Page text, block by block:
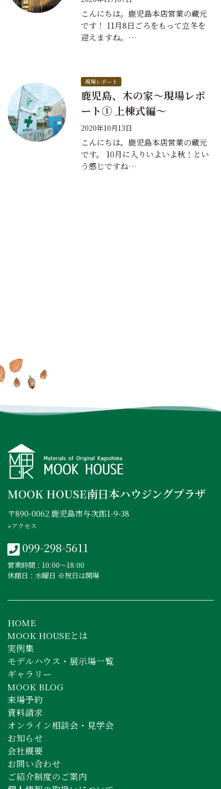
こんにちは。鹿児島本店営業の蔵元
です！ 11月8日ごろをもって立冬を
迎えますね。…
現場レポート
鹿児島、木の家～現場レポ
ート① 上棟式編～
2020年10月13日
こんにちは。鹿児島本店営業の蔵元
です。 10月に入りいよいよ秋！とい
う感じですね…
FACEBOOK
MOOK HOUSE南日本ハウジングプラザ
〒890-0062 鹿児島市与次郎1-9-38
»アクセス
099-298-5611
営業時間：10:00〜18:00
休館日：水曜日 ※祝日は開場
HOME
MOOK HOUSEとは
実例集
モデルハウス・展示場一覧
ギャラリー
MOOK BLOG
来場予約
資料請求
オンライン相談会・見学会
お知らせ
会社概要
お問い合わせ
ご紹介制度のご案内